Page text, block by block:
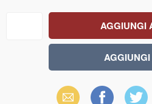
Email Facebook X